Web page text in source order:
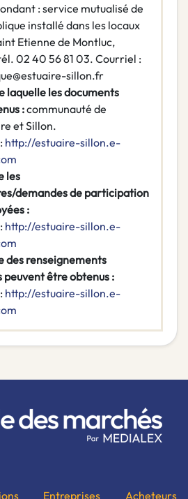
: service mutualisé de
installé dans les locaux
Etienne de Montluc,
02 40 56 81 03. Courriel :
sillon.fr
laquelle les documents
:communauté de
et Sillon.
http://estuaire-sillon.e-
les
demandes de participation
:
http://estuaire-sillon.e-
des renseignements
être obtenus :
http://estuaire-sillon.e-
Entreprises Acheteurs